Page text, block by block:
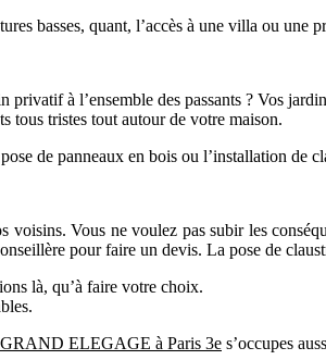
basses, quant, l’accès à une villa ou une
privatif à l’ensemble des passants ? Vos
tous tristes tout autour de votre maison.
de panneaux en bois ou l’installation de
voisins. Vous ne voulez pas subir les
pour faire un devis. La pose de
là, qu’à faire votre choix.
ELEGAGE à Paris 3e s’occupes